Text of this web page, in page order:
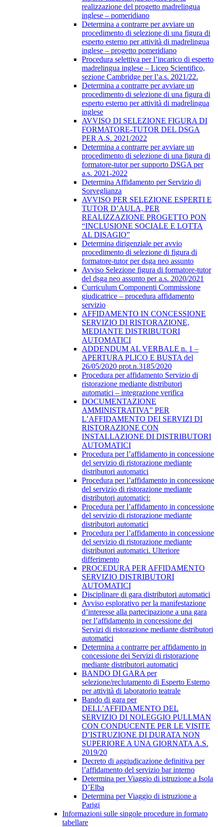
realizzazione del progetto madrelingua
inglese – pomeridiano
Determina a contrarre per avviare un
procedimento di selezione di una figura di
esperto esterno per attività di madrelingua
inglese – progetto pomeridiano
Procedura selettiva per l’incarico di esperto
madrelingua inglese – Liceo Scientifico,
sezione Cambridge per l’a.s. 2021/22.
Determina a contrarre per avviare un
procedimento di selezione di una figura di
esperto esterno per attività di madrelingua
inglese
AVVISO DI SELEZIONE FIGURA DI
FORMATORE-TUTOR DEL DSGA
PER A.S. 2021/2022
Determina a contrarre per avviare un
procedimento di selezione di una figura di
formatore-tutor per supporto DSGA per
a.s. 2021-2022
Determina Affidamento per Servizio di
Sorveglianza
AVVISO PER SELEZIONE ESPERTI E
TUTOR D’AULA, PER
REALIZZAZIONE PROGETTO PON
“INCLUSIONE SOCIALE E LOTTA
AL DISAGIO”
Determina dirigenziale per avvio
procedimento di selezione di figura di
formatore-tutor per dsga neo assunto
Avviso Selezione figura di formatore-tutor
del dsga neo assunto per a.s. 2020/2021
Curriculum Componenti Commissione
giudicatrice – procedura affidamento
servizio
AFFIDAMENTO IN CONCESSIONE
SERVIZIO DI RISTORAZIONE,
MEDIANTE DISTRIBUTORI
AUTOMATICI
ADDENDUM AL VERBALE n. 1 –
APERTURA PLICO E BUSTA del
26/05/2020 prot.n.3185/2020
Procedura per affidamento Servizio di
ristorazione mediante distributori
automatici – integrazione verifica
DOCUMENTAZIONE
AMMINISTRATIVA” PER
L’AFFIDAMENTO DEI SERVIZI DI
RISTORAZIONE CON
INSTALLAZIONE DI DISTRIBUTORI
AUTOMATICI
Procedura per l’affidamento in concessione
del servizio di ristorazione mediante
distributori automatici
Procedura per l’affidamento in concessione
del servizio di ristorazione mediante
distributori automatici:
Procedura per l’affidamento in concessione
del servizio di ristorazione mediante
distributori automatici
Procedura per l’affidamento in concessione
del servizio di ristorazione mediante
distributori automatici. Ulteriore
differimento
PROCEDURA PER AFFIDAMENTO
SERVIZIO DISTRIBUTORI
AUTOMATICI
Disciplinare di gara distributori automatici
Avviso esplorativo per la manifestazione
d’interesse alla partecipazione a una gara
per l’affidamento in concessione dei
Servizi di ristorazione mediante distributori
automatici
Determina a contrarre per affidamento in
concessione dei Servizi di ristorazione
mediante distributori automatici
BANDO DI GARA per
selezione/reclutamento di Esperto Esterno
per attività di laboratorio teatrale
Bando di gara per
DELL’AFFIDAMENTO DEL
SERVIZIO DI NOLEGGIO PULLMAN
CON CONDUCENTE PER LE VISITE
D’ISTRUZIONE DI DURATA NON
SUPERIORE A UNA GIORNATA A.S.
2019/20
Decreto di aggiudicazione definitiva per
l’affidamento del servizio bar interno
Determina per Viaggio di istruzione a Isola
D’Elba
Determina per Viaggio di istruzione a
Parigi
Informazioni sulle singole procedure in formato
tabellare